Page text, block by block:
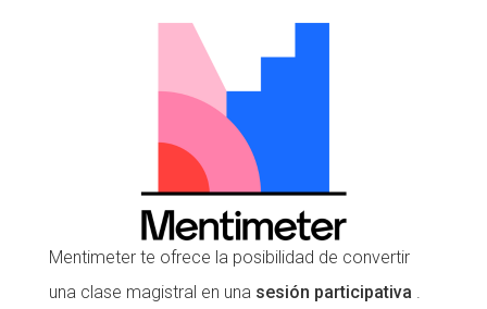
Mentimeter te ofrece la posibilidad de convertir
una clase magistral en una sesión participativa